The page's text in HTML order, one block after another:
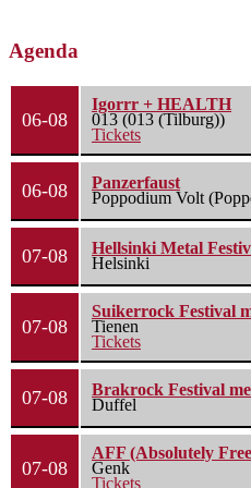
Agenda
06-08
Igorrr + HEALTH
013 (013 (Tilburg))
Tickets
06-08
Panzerfaust
Poppodium Volt
07-08
Hellsinki Metal
Helsinki
07-08
Suikerrock Festival
Tienen
Tickets
07-08
Brakrock Festival
Duffel
07-08
AFF (Absolutely
Genk
Tickets